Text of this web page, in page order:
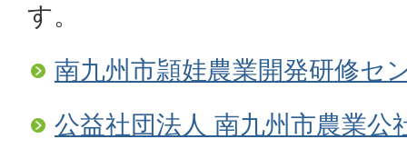
す。
南九州市頴娃農業開発研修セ
公益社団法人 南九州市農業公